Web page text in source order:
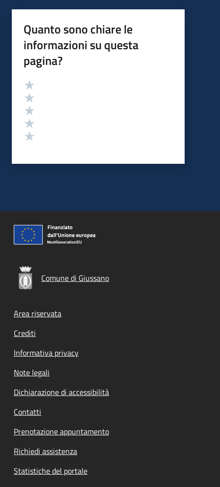
Quanto sono chiare le
informazioni su questa
pagina?
Valutazione
Comune di Giussano
Footer menu
Area riservata
Crediti
Informativa privacy
Note legali
Dichiarazione di accessibilità
Contatti
Prenotazione appuntamento
Richiedi assistenza
Statistiche del portale